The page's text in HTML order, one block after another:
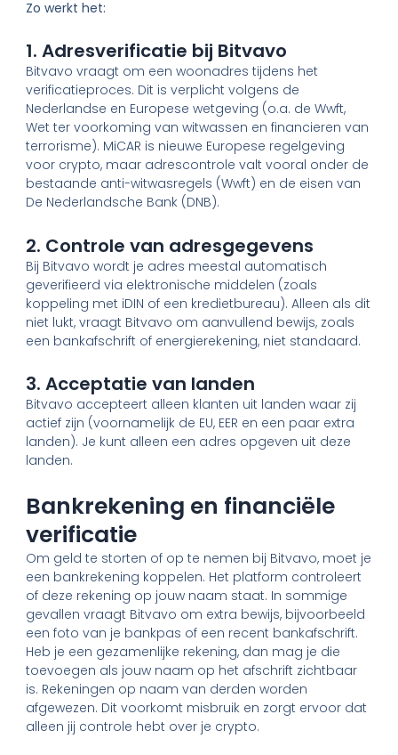
Zo werkt het:
1. Adresverificatie bij Bitvavo
Bitvavo vraagt om een woonadres tijdens het
verificatieproces. Dit is verplicht volgens de
Nederlandse en Europese wetgeving (o.a. de Wwft,
Wet ter voorkoming van witwassen en financieren van
terrorisme). MiCAR is nieuwe Europese regelgeving
voor crypto, maar adrescontrole valt vooral onder de
bestaande anti-witwasregels (Wwft) en de eisen van
De Nederlandsche Bank (DNB).
2. Controle van adresgegevens
Bij Bitvavo wordt je adres meestal automatisch
geverifieerd via elektronische middelen (zoals
koppeling met iDIN of een kredietbureau). Alleen als dit
niet lukt, vraagt Bitvavo om aanvullend bewijs, zoals
een bankafschrift of energierekening, niet standaard.
3. Acceptatie van landen
Bitvavo accepteert alleen klanten uit landen waar zij
actief zijn (voornamelijk de EU, EER en een paar extra
landen). Je kunt alleen een adres opgeven uit deze
landen.
Bankrekening en financiële
verificatie
Om geld te storten of op te nemen bij Bitvavo, moet je
een bankrekening koppelen. Het platform controleert
of deze rekening op jouw naam staat. In sommige
gevallen vraagt Bitvavo om extra bewijs, bijvoorbeeld
een foto van je bankpas of een recent bankafschrift.
Heb je een gezamenlijke rekening, dan mag je die
toevoegen als jouw naam op het afschrift zichtbaar
is. Rekeningen op naam van derden worden
afgewezen. Dit voorkomt misbruik en zorgt ervoor dat
alleen jij controle hebt over je crypto.